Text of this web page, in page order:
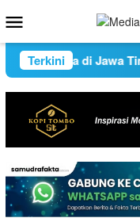
ke
kontenMobile
Terkini
Tertua di Jawa Timur,